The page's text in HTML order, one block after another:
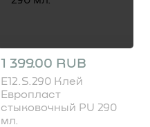
1 399.00 RUB
E12.S.290 Клей
Европласт
стыковочный PU 290
мл.